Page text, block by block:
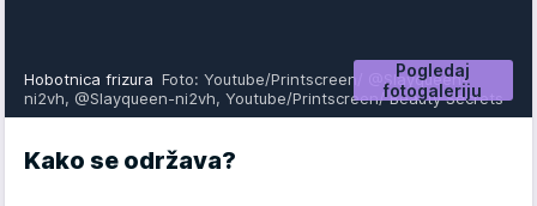
Pogledaj
fotogaleriju
Hobotnica frizura Foto: Youtube/Printscreen/ @Slayqueen-
ni2vh, @Slayqueen-ni2vh, Youtube/Printscreen/ Beauty Secrets
Kako se održava?